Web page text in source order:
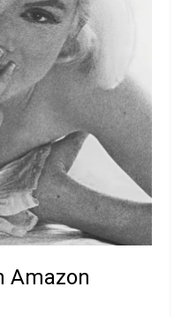
Amazon